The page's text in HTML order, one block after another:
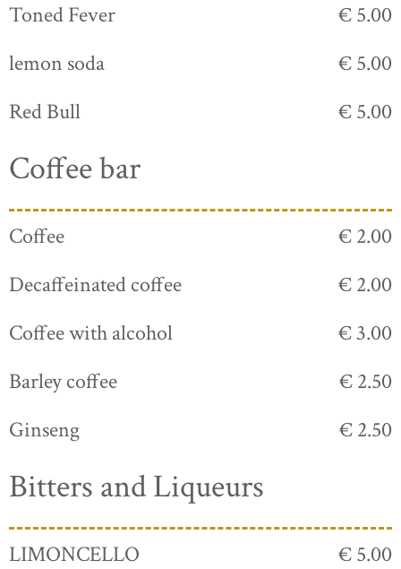
Toned Fever
€ 5.00
lemon soda
€ 5.00
Red Bull
€ 5.00
Coffee bar
Coffee
€ 2.00
Decaffeinated coffee
€ 2.00
Coffee with alcohol
€ 3.00
Barley coffee
€ 2.50
Ginseng
€ 2.50
Bitters and Liqueurs
LIMONCELLO € 5.00